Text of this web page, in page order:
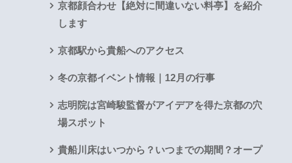
京都顔合わせ【絶対に間違いない料亭】を紹介
します
京都駅から貴船へのアクセス
冬の京都イベント情報｜12月の行事
志明院は宮崎駿監督がアイデアを得た京都の穴
場スポット
貴船川床はいつから？いつまでの期間？オープ